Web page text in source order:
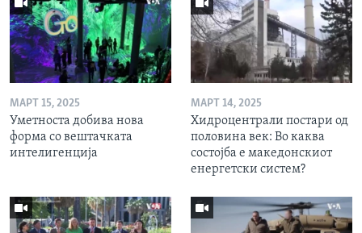
МАРТ 15, 2025
Уметноста добива нова
форма со вештачката
интелигенција
МАРТ 14, 2025
Хидроцентрали постари од
половина век: Во каква
состојба е македонскиот
енергетски систем?